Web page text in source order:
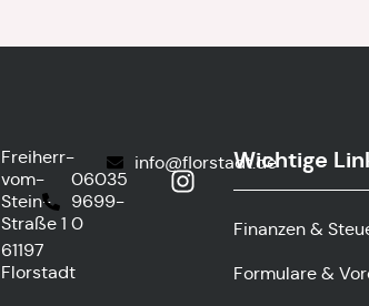
Freiherr-
vom-
Stein-
Straße 1
61197
Florstadt
06035
9699-
0
info@florstadt.deWichtige
Finanzen &
Formulare &